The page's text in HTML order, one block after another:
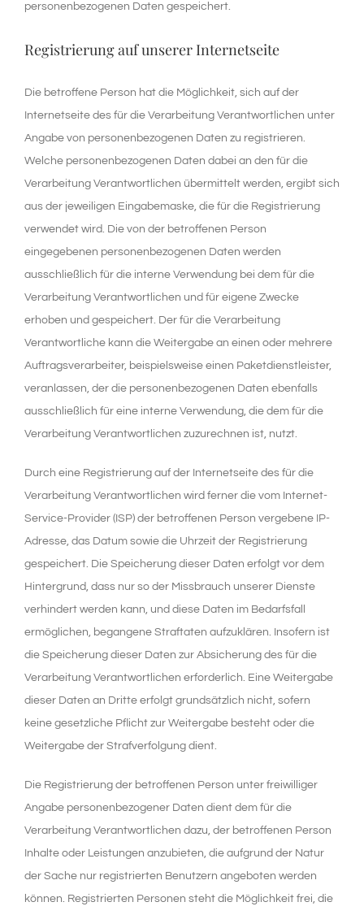
personenbezogenen Daten gespeichert.
Registrierung auf unserer Internetseite
Die betroffene Person hat die Möglichkeit, sich auf der
Internetseite des für die Verarbeitung Verantwortlichen unter
Angabe von personenbezogenen Daten zu registrieren.
Welche personenbezogenen Daten dabei an den für die
Verarbeitung Verantwortlichen übermittelt werden, ergibt sich
aus der jeweiligen Eingabemaske, die für die Registrierung
verwendet wird. Die von der betroffenen Person
eingegebenen personenbezogenen Daten werden
ausschließlich für die interne Verwendung bei dem für die
Verarbeitung Verantwortlichen und für eigene Zwecke
erhoben und gespeichert. Der für die Verarbeitung
Verantwortliche kann die Weitergabe an einen oder mehrere
Auftragsverarbeiter, beispielsweise einen Paketdienstleister,
veranlassen, der die personenbezogenen Daten ebenfalls
ausschließlich für eine interne Verwendung, die dem für die
Verarbeitung Verantwortlichen zuzurechnen ist, nutzt.
Durch eine Registrierung auf der Internetseite des für die
Verarbeitung Verantwortlichen wird ferner die vom Internet-
Service-Provider (ISP) der betroffenen Person vergebene IP-
Adresse, das Datum sowie die Uhrzeit der Registrierung
gespeichert. Die Speicherung dieser Daten erfolgt vor dem
Hintergrund, dass nur so der Missbrauch unserer Dienste
verhindert werden kann, und diese Daten im Bedarfsfall
ermöglichen, begangene Straftaten aufzuklären. Insofern ist
die Speicherung dieser Daten zur Absicherung des für die
Verarbeitung Verantwortlichen erforderlich. Eine Weitergabe
dieser Daten an Dritte erfolgt grundsätzlich nicht, sofern
keine gesetzliche Pflicht zur Weitergabe besteht oder die
Weitergabe der Strafverfolgung dient.
Die Registrierung der betroffenen Person unter freiwilliger
Angabe personenbezogener Daten dient dem für die
Verarbeitung Verantwortlichen dazu, der betroffenen Person
Inhalte oder Leistungen anzubieten, die aufgrund der Natur
der Sache nur registrierten Benutzern angeboten werden
können. Registrierten Personen steht die Möglichkeit frei, die